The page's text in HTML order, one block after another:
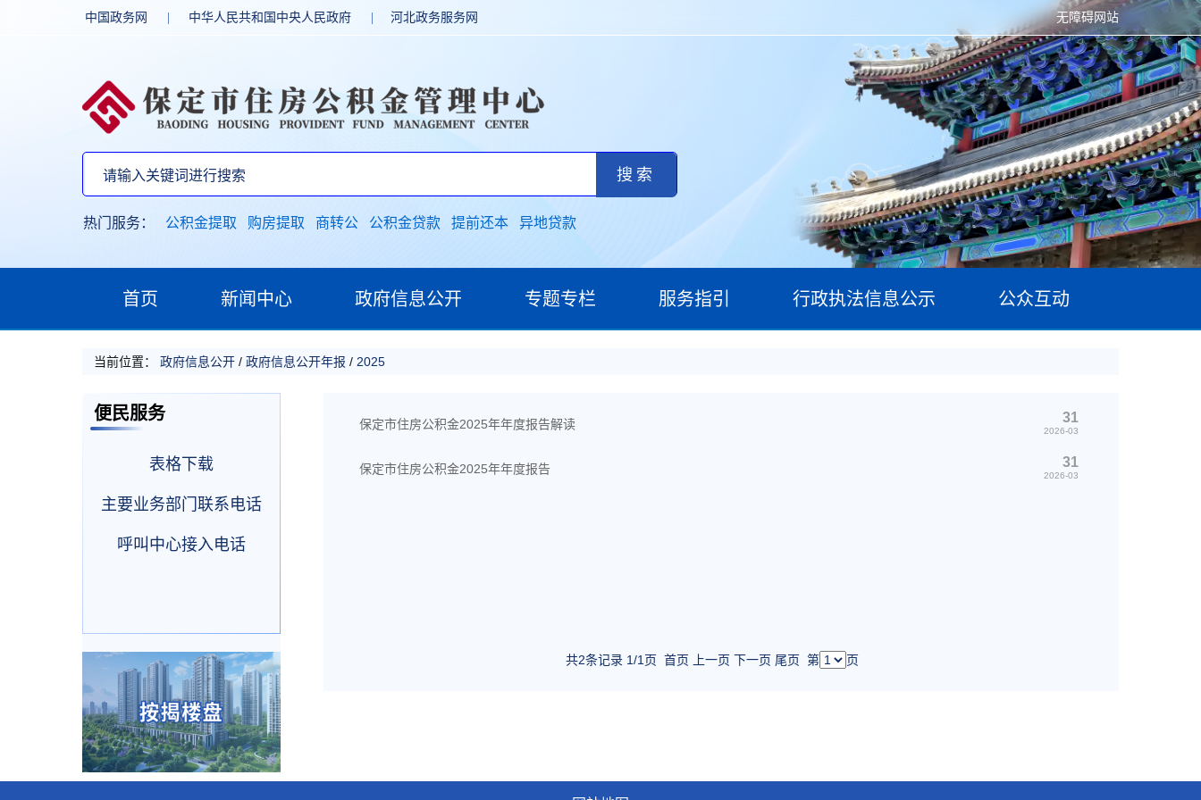
中国政务网 中华人民共和国中央人民政府 河北政务服务网 无障碍网站
热门服务： 公积金提取 购房提取 商转公 公积金贷款 提前还本 异地贷款
首页 新闻中心 政府信息公开 专题专栏 服务指引 行政执法信息公示 公众互动
当前位置： 政府信息公开 / 政府信息公开年报 / 2025
便民服务
表格下载
主要业务部门联系电话
呼叫中心接入电话
保定市住房公积金2025年年度报告解读 31
2026-03
保定市住房公积金2025年年度报告 31
2026-03
共2条记录 1/1页 首页 上一页 下一页 尾页 第 页